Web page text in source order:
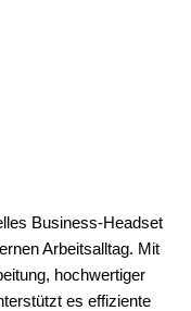
Business-Headset
Arbeitsalltag. Mit
hochwertiger
es effiziente